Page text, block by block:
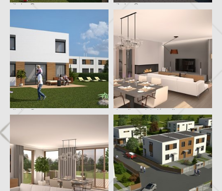
vila typ C vila typ C
vila typ C vizualizace interiéru vily